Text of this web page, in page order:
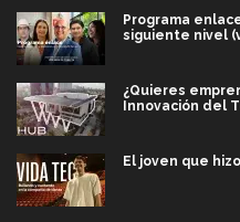
Programa
siguiente nivel
¿Quieres
Innovación del
El joven que